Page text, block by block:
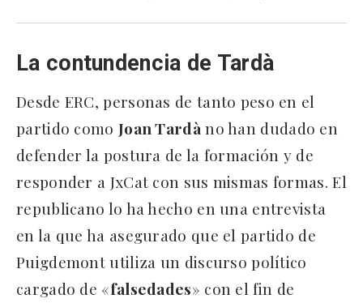
La contundencia de Tardà
Desde ERC, personas de tanto peso en el
partido como Joan Tardà no han dudado en
defender la postura de la formación y de
responder a JxCat con sus mismas formas. El
republicano lo ha hecho en una entrevista
en la que ha asegurado que el partido de
Puigdemont utiliza un discurso político
cargado de «falsedades» con el fin de